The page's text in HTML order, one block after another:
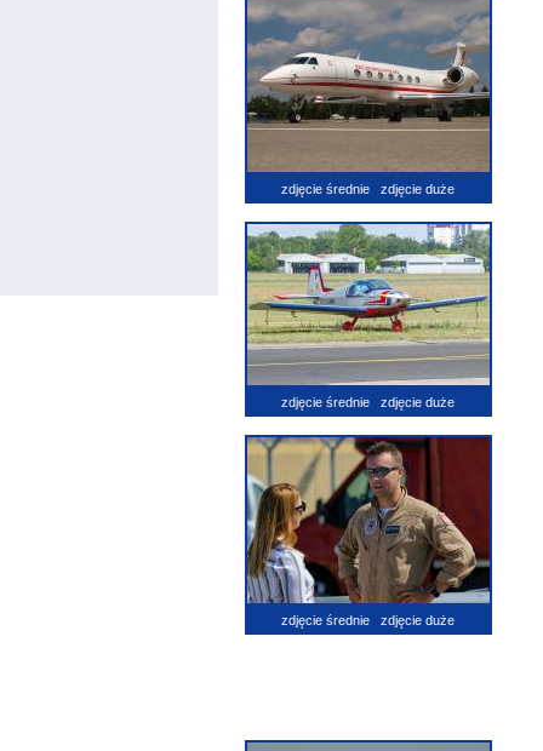
zdjęcie średnie zdjęcie duże
zdjęcie średnie zdjęcie duże
zdjęcie średnie zdjęcie duże